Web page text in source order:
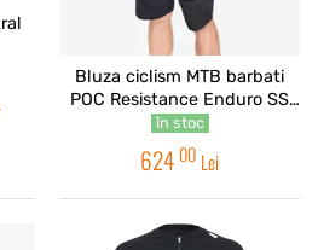
Bluza ciclism MTB barbati
POC Resistance Enduro SS
2021 Negru
în stoc
624 00 Lei